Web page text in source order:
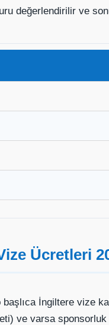
değerlendirilir ve
Ücretleri
başlıca İngiltere vize
ve varsa sponsorluk